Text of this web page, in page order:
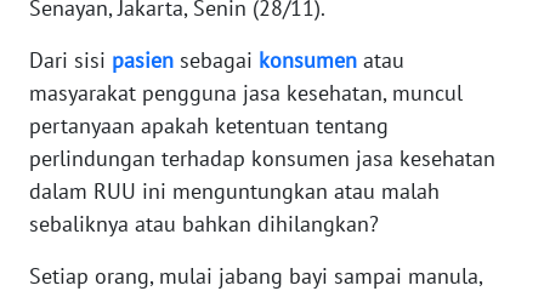
Senayan, Jakarta, Senin (28/11).
Dari sisi pasien sebagai konsumen atau
masyarakat pengguna jasa kesehatan, muncul
pertanyaan apakah ketentuan tentang
perlindungan terhadap konsumen jasa kesehatan
dalam RUU ini menguntungkan atau malah
sebaliknya atau bahkan dihilangkan?
Setiap orang, mulai jabang bayi sampai manula,
REDAKSI
KARIR
DISCLAIMER
Wahana
News